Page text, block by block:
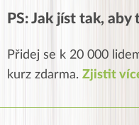
PS: Jak jíst tak,
Přidej se k 20 000
kurz zdarma. Zjistit